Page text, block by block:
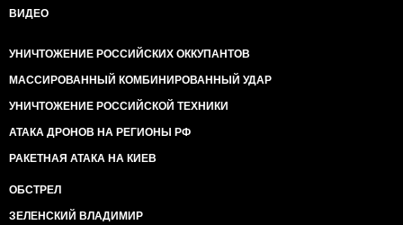
ВИДЕО
УНИЧТОЖЕНИЕ РОССИЙСКИХ ОККУПАНТОВ
МАССИРОВАННЫЙ КОМБИНИРОВАННЫЙ УДАР
УНИЧТОЖЕНИЕ РОССИЙСКОЙ ТЕХНИКИ
АТАКА ДРОНОВ НА РЕГИОНЫ РФ
РАКЕТНАЯ АТАКА НА КИЕВ
ОБСТРЕЛ
ЗЕЛЕНСКИЙ ВЛАДИМИР